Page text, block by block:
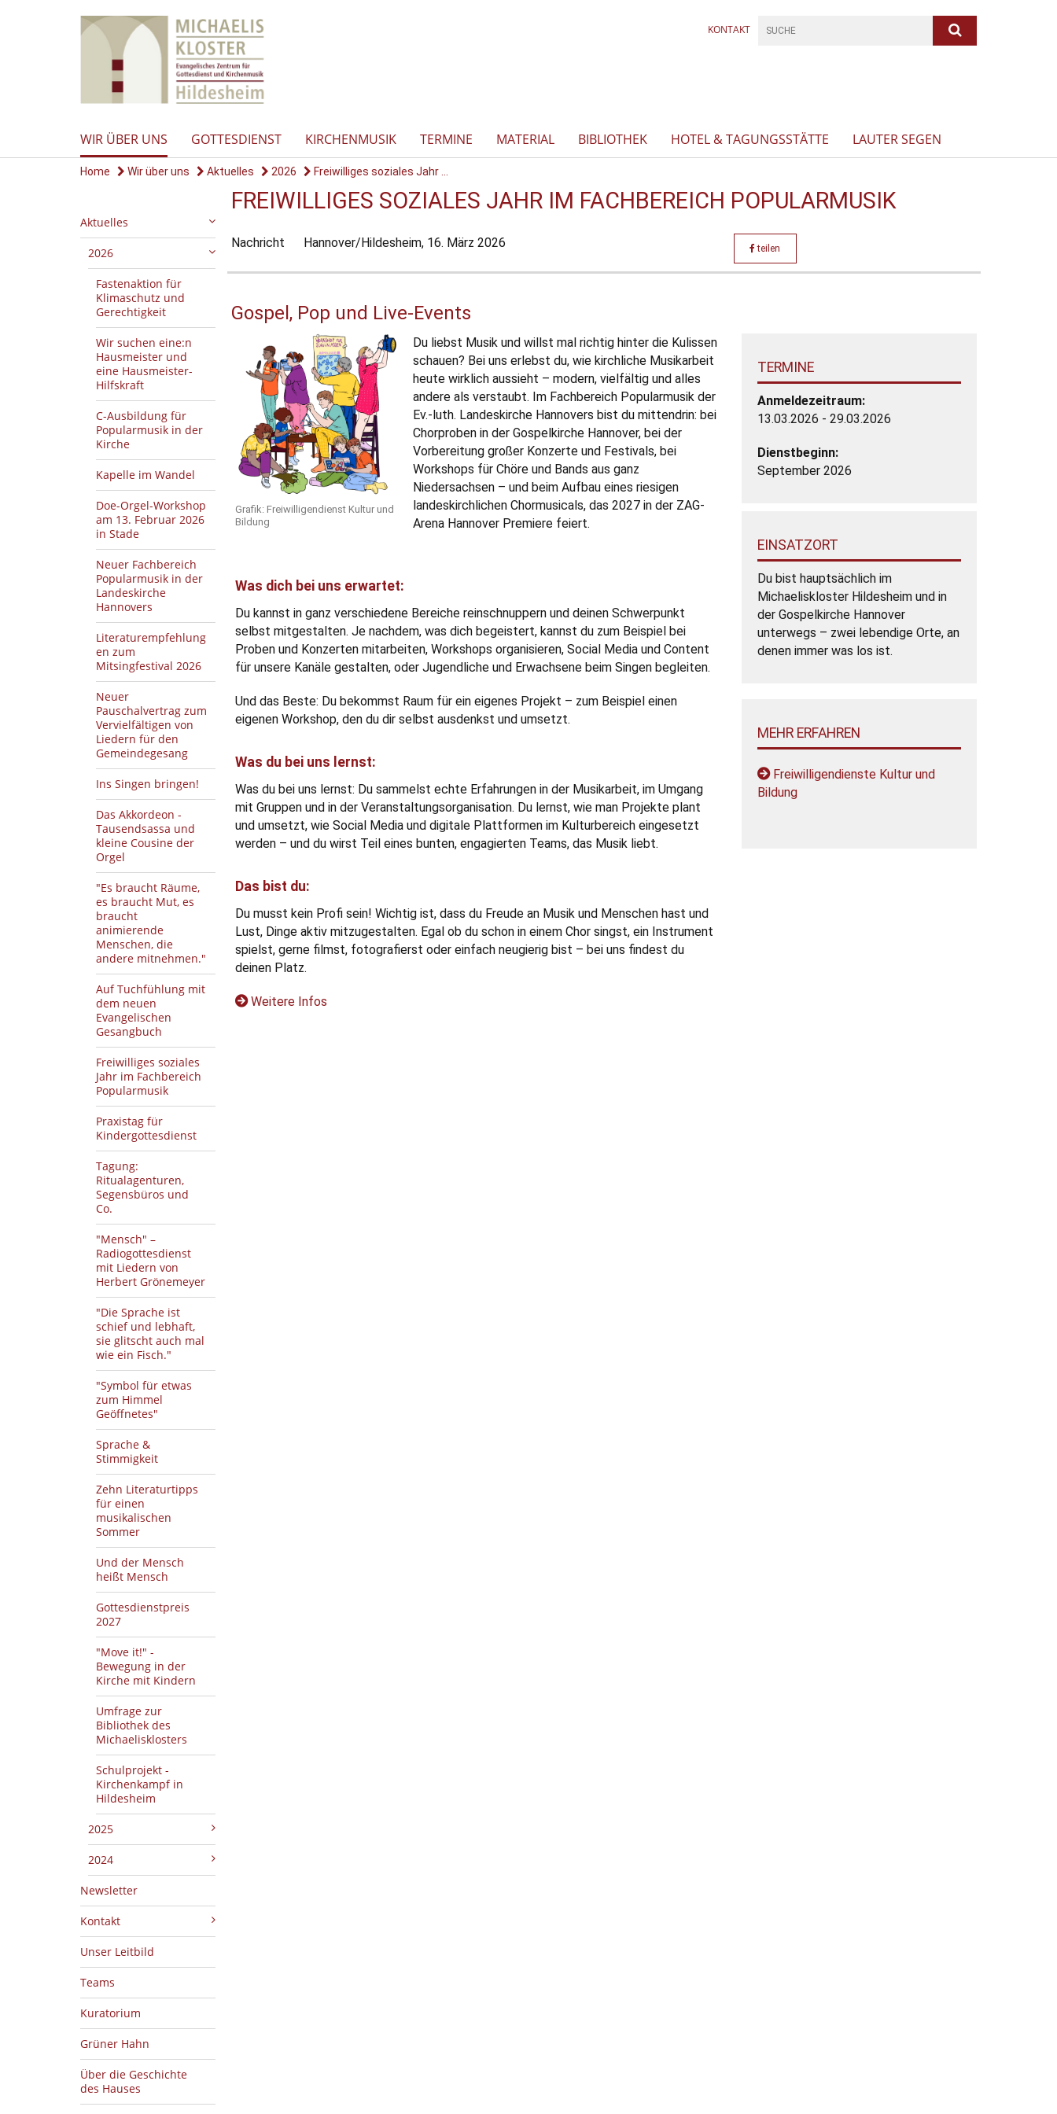
KONTAKT
WIR ÜBER UNS GOTTESDIENST KIRCHENMUSIK TERMINE MATERIAL BIBLIOTHEK HOTEL & TAGUNGSSTÄTTE LAUTER SEGEN
Home Wir über uns Aktuelles 2026 Freiwilliges soziales Jahr ...
Aktuelles
2026
Fastenaktion für
Klimaschutz und
Gerechtigkeit
Wir suchen eine:n
Hausmeister und
eine Hausmeister-
Hilfskraft
C-Ausbildung für
Popularmusik in der
Kirche
Kapelle im Wandel
Doe-Orgel-Workshop
am 13. Februar 2026
in Stade
Neuer Fachbereich
Popularmusik in der
Landeskirche
Hannovers
Literaturempfehlung
en zum
Mitsingfestival 2026
Neuer
Pauschalvertrag zum
Vervielfältigen von
Liedern für den
Gemeindegesang
Ins Singen bringen!
Das Akkordeon -
Tausendsassa und
kleine Cousine der
Orgel
"Es braucht Räume,
es braucht Mut, es
braucht
animierende
Menschen, die
andere mitnehmen."
Auf Tuchfühlung mit
dem neuen
Evangelischen
Gesangbuch
Freiwilliges soziales
Jahr im Fachbereich
Popularmusik
Praxistag für
Kindergottesdienst
Tagung:
Ritualagenturen,
Segensbüros und
Co.
"Mensch" –
Radiogottesdienst
mit Liedern von
Herbert Grönemeyer
"Die Sprache ist
schief und lebhaft,
sie glitscht auch mal
wie ein Fisch."
"Symbol für etwas
zum Himmel
Geöffnetes"
Sprache &
Stimmigkeit
Zehn Literaturtipps
für einen
musikalischen
Sommer
Und der Mensch
heißt Mensch
Gottesdienstpreis
2027
"Move it!" -
Bewegung in der
Kirche mit Kindern
Umfrage zur
Bibliothek des
Michaelisklosters
Schulprojekt -
Kirchenkampf in
Hildesheim
2025
2024
Newsletter
Kontakt
Unser Leitbild
Teams
Kuratorium
Grüner Hahn
Über die Geschichte
des Hauses
FREIWILLIGES SOZIALES JAHR IM FACHBEREICH POPULARMUSIK
Nachricht Hannover/Hildesheim, 16. März 2026 teilen
Gospel, Pop und Live-Events
Grafik: Freiwilligendienst Kultur und
Bildung
Du liebst Musik und willst mal richtig hinter die Kulissen
schauen? Bei uns erlebst du, wie kirchliche Musikarbeit
heute wirklich aussieht – modern, vielfältig und alles
andere als verstaubt. Im Fachbereich Popularmusik der
Ev.-luth. Landeskirche Hannovers bist du mittendrin: bei
Chorproben in der Gospelkirche Hannover, bei der
Vorbereitung großer Konzerte und Festivals, bei
Workshops für Chöre und Bands aus ganz
Niedersachsen – und beim Aufbau eines riesigen
landeskirchlichen Chormusicals, das 2027 in der ZAG-
Arena Hannover Premiere feiert.
Was dich bei uns erwartet:
Du kannst in ganz verschiedene Bereiche reinschnuppern und deinen Schwerpunkt
selbst mitgestalten. Je nachdem, was dich begeistert, kannst du zum Beispiel bei
Proben und Konzerten mitarbeiten, Workshops organisieren, Social Media und Content
für unsere Kanäle gestalten, oder Jugendliche und Erwachsene beim Singen begleiten.
Und das Beste: Du bekommst Raum für ein eigenes Projekt – zum Beispiel einen
eigenen Workshop, den du dir selbst ausdenkst und umsetzt.
Was du bei uns lernst:
Was du bei uns lernst: Du sammelst echte Erfahrungen in der Musikarbeit, im Umgang
mit Gruppen und in der Veranstaltungsorganisation. Du lernst, wie man Projekte plant
und umsetzt, wie Social Media und digitale Plattformen im Kulturbereich eingesetzt
werden – und du wirst Teil eines bunten, engagierten Teams, das Musik liebt.
Das bist du:
Du musst kein Profi sein! Wichtig ist, dass du Freude an Musik und Menschen hast und
Lust, Dinge aktiv mitzugestalten. Egal ob du schon in einem Chor singst, ein Instrument
spielst, gerne filmst, fotografierst oder einfach neugierig bist – bei uns findest du
deinen Platz.
Weitere Infos
TERMINE
Anmeldezeitraum:
13.03.2026 - 29.03.2026
Dienstbeginn:
September 2026
EINSATZORT
Du bist hauptsächlich im
Michaeliskloster Hildesheim und in
der Gospelkirche Hannover
unterwegs – zwei lebendige Orte, an
denen immer was los ist.
MEHR ERFAHREN
Freiwilligendienste Kultur und
Bildung